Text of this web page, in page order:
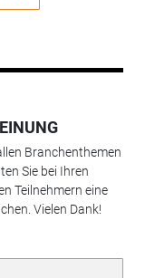
Branchenthemen
Sie bei Ihren
Teilnehmern eine
Vielen Dank!